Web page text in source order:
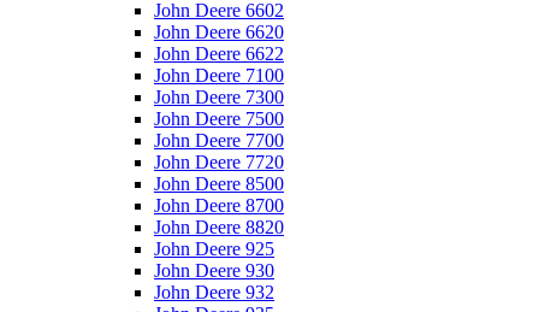
John Deere 6602
John Deere 6620
John Deere 6622
John Deere 7100
John Deere 7300
John Deere 7500
John Deere 7700
John Deere 7720
John Deere 8500
John Deere 8700
John Deere 8820
John Deere 925
John Deere 930
John Deere 932